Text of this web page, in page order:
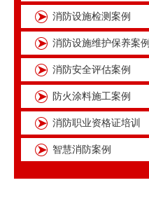
消防设施检测案例
消防设施维护保养案例
消防安全评估案例
防火涂料施工案例
消防职业资格证培训
智慧消防案例